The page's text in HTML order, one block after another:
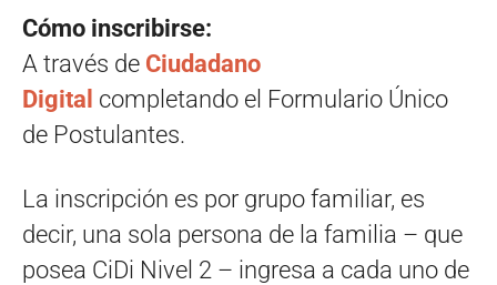
Cómo inscribirse:
A través de Ciudadano
Digital completando el Formulario Único
de Postulantes.
La inscripción es por grupo familiar, es
decir, una sola persona de la familia – que
posea CiDi Nivel 2 – ingresa a cada uno de